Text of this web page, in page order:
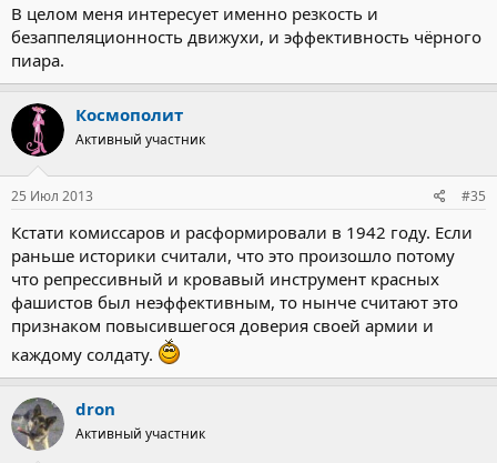
В целом меня интересует именно резкость и
безаппеляционность движухи, и эффективность чёрного
пиара.
Космополит
Активный участник
25 Июл 2013 #35
Кстати комиссаров и расформировали в 1942 году. Если
раньше историки считали, что это произошло потому
что репрессивный и кровавый инструмент красных
фашистов был неэффективным, то нынче считают это
признаком повысившегося доверия своей армии и
каждому солдату.
dron
Активный участник